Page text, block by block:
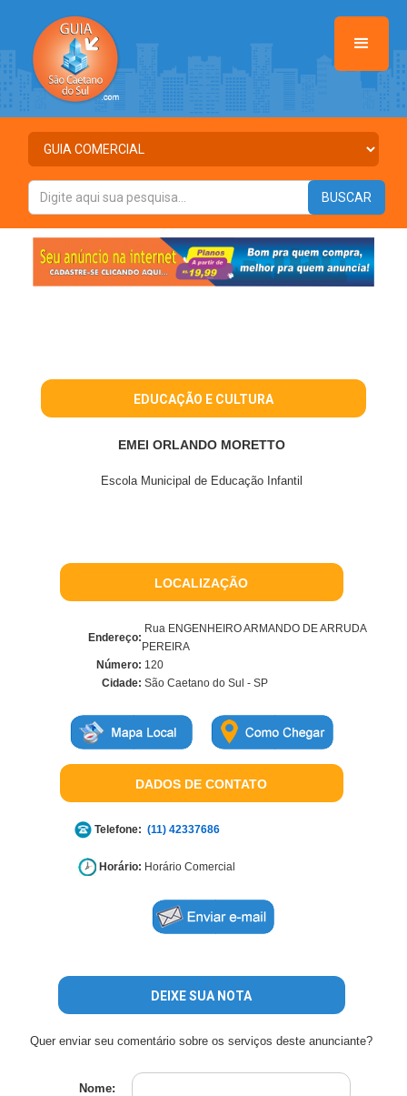
EDUCAÇÃO E CULTURA
EMEI ORLANDO MORETTO
Escola Municipal de Educação Infantil
LOCALIZAÇÃO
Endereço:
Rua ENGENHEIRO ARMANDO DE ARRUDA
PEREIRA
Número: 120
Cidade: São Caetano do Sul - SP
DADOS DE CONTATO
Telefone: (11) 42337686
Horário: Horário Comercial
DEIXE SUA NOTA
Quer enviar seu comentário sobre os serviços deste anunciante?
Nome: